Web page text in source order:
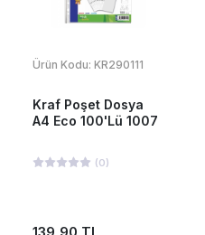
Ürün Kodu: KR290111
Kraf Poşet Dosya
A4 Eco 100'Lü 1007
(0)